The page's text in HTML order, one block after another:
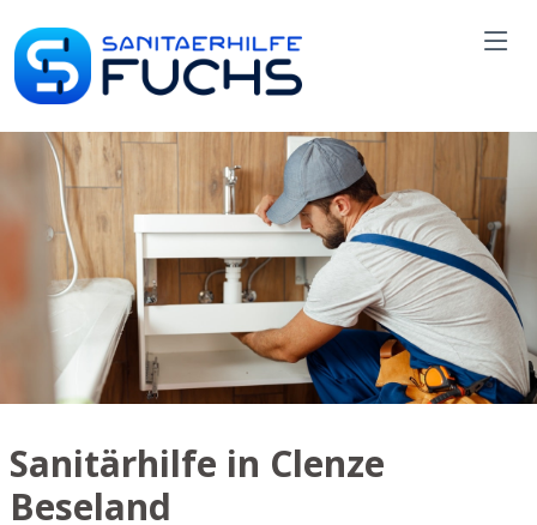
Sanitärhilfe in Clenze
Beseland